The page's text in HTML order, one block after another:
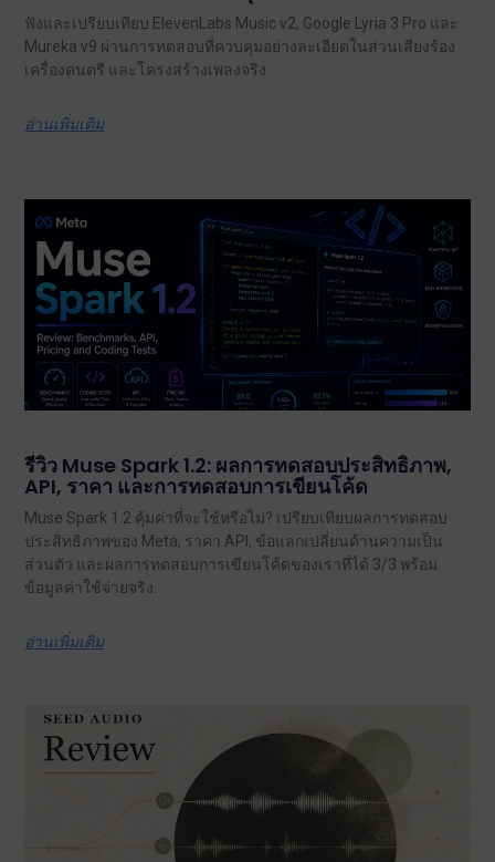
ฟังและเปรียบเทียบ ElevenLabs Music v2, Google Lyria 3 Pro และ
Mureka v9 ผ่านการทดสอบที่ควบคุมอย่างละเอียดในส่วนเสียงร้อง
เครื่องดนตรี และโครงสร้างเพลงจริง.
อ่านเพิ่มเติม
รีวิว Muse Spark 1.2: ผลการทดสอบประสิทธิภาพ,
API, ราคา และการทดสอบการเขียนโค้ด
Muse Spark 1.2 คุ้มค่าที่จะใช้หรือไม่? เปรียบเทียบผลการทดสอบ
ประสิทธิภาพของ Meta, ราคา API, ข้อแลกเปลี่ยนด้านความเป็น
ส่วนตัว และผลการทดสอบการเขียนโค้ดของเราที่ได้ 3/3 พร้อม
ข้อมูลค่าใช้จ่ายจริง.
อ่านเพิ่มเติม